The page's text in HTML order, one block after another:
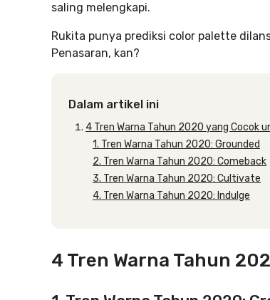
saling melengkapi.
Rukita punya prediksi color palette
Penasaran, kan?
Dalam artikel ini
4 Tren Warna Tahun 2020 yang Cocok
1. Tren Warna Tahun 2020: Grounded
2. Tren Warna Tahun 2020: Comeback
3. Tren Warna Tahun 2020: Cultivate
4. Tren Warna Tahun 2020: Indulge
4 Tren Warna Tahun